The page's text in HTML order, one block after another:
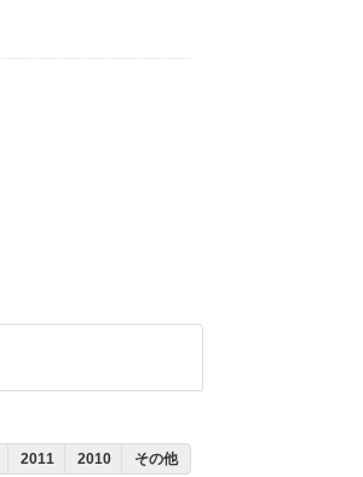
2011 2010 その他